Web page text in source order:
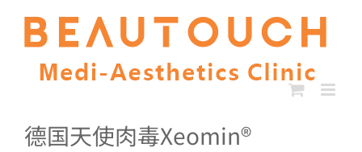
content
德国天使肉毒Xeomin®